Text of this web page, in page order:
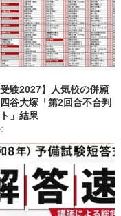
受験2027】人気校の併願
谷大塚「第2回合不合判
」結果